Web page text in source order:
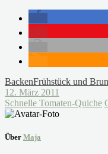
BackenFrühstück und
12. März 2011
Schnelle Tomaten-Quiche
Über Maja